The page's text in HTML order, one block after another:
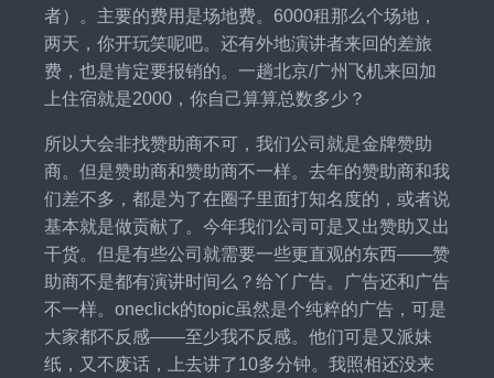
者）。主要的费用是场地费。6000租那么个场地，
两天，你开玩笑呢吧。还有外地演讲者来回的差旅
费，也是肯定要报销的。一趟北京/广州飞机来回加
上住宿就是2000，你自己算算总数多少？
所以大会非找赞助商不可，我们公司就是金牌赞助
商。但是赞助商和赞助商不一样。去年的赞助商和我
们差不多，都是为了在圈子里面打知名度的，或者说
基本就是做贡献了。今年我们公司可是又出赞助又出
干货。但是有些公司就需要一些更直观的东西——赞
助商不是都有演讲时间么？给丫广告。广告还和广告
不一样。oneclick的topic虽然是个纯粹的广告，可是
大家都不反感——至少我不反感。他们可是又派妹
纸，又不废话，上去讲了10多分钟。我照相还没来